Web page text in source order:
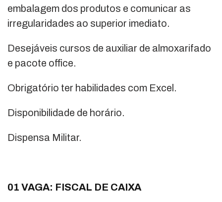
embalagem dos produtos e comunicar as
irregularidades ao superior imediato.
Desejáveis cursos de auxiliar de almoxarifado
e pacote office.
Obrigatório ter habilidades com Excel.
Disponibilidade de horário.
Dispensa Militar.
01 VAGA: FISCAL DE CAIXA